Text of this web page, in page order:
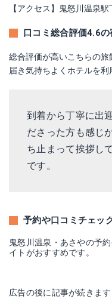
【アクセス】鬼怒川温泉
口コミ総合評価4.6の
総合評価が高いこちらの
届き気持ちよくホテルを利
到着から丁寧に出
ださった方も感じ
ち止まって挨拶し
です。
予約や口コミチェッ
鬼怒川温泉・あさやの予
イトがおすすめです。
広告の後に記事が続きます